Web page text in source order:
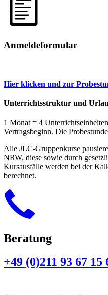
Anmeldeformular
Hier klicken und zur
Unterrichtsstruktur und
1 Monat = 4
Vertragsbeginn. Die
Alle JLC-Gruppenkurse
NRW, diese sowie durch
Kursausfälle werden bei der
berechnet.
Beratung
+49 (0)211 93 67 15